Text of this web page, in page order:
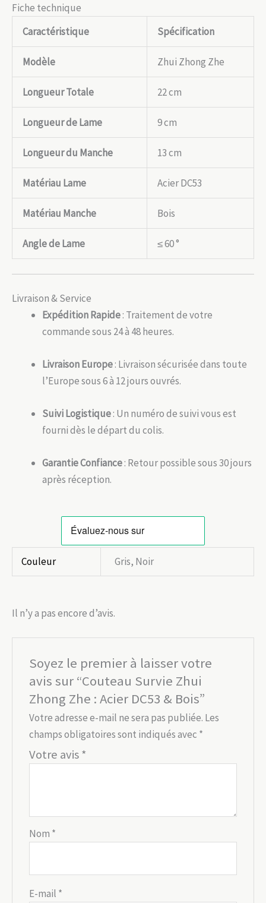
Fiche technique
Caractéristique
Spécification
Modèle Zhui Zhong Zhe
Longueur Totale 22 cm
Longueur de Lame 9 cm
Longueur du Manche 13 cm
Matériau Lame Acier DC53
Matériau Manche Bois
Angle de Lame ≤ 60 °
Livraison & Service
Expédition Rapide: Traitement de votre
commande sous 24 à 48 heures.
Livraison Europe: Livraison sécurisée dans toute
l’Europe sous 6 à 12 jours ouvrés.
Suivi Logistique: Un numéro de suivi vous est
fourni dès le départ du colis.
Garantie Confiance: Retour possible sous 30 jours
après réception.
Couleur Gris, Noir
Il n’y a pas encore d’avis.
Soyez le premier à laisser votre
avis sur “Couteau Survie Zhui
Zhong Zhe : Acier DC53 & Bois”
Votre adresse e-mail ne sera pas publiée. Les
champs obligatoires sont indiqués avec *
Votre avis*
Nom *
E-mail *